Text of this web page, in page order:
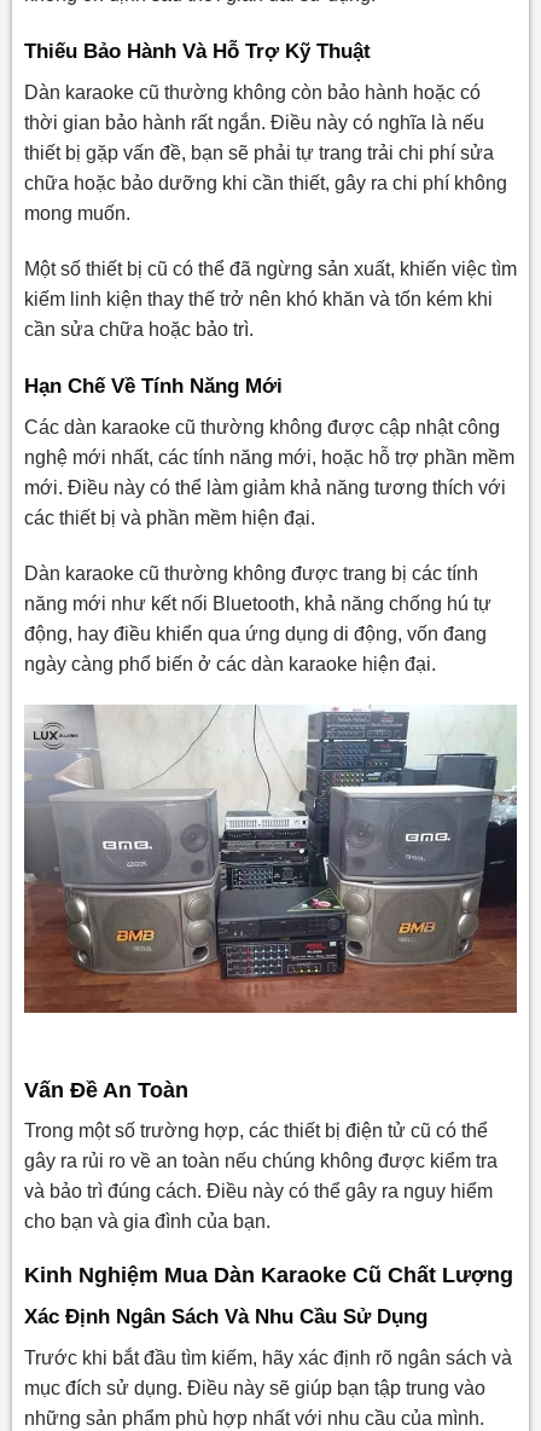
Thiếu Bảo Hành Và Hỗ Trợ Kỹ Thuật
Dàn karaoke cũ thường không còn bảo hành hoặc có
thời gian bảo hành rất ngắn. Điều này có nghĩa là nếu
thiết bị gặp vấn đề, bạn sẽ phải tự trang trải chi phí sửa
chữa hoặc bảo dưỡng khi cần thiết, gây ra chi phí không
mong muốn.
Một số thiết bị cũ có thể đã ngừng sản xuất, khiến việc tìm
kiếm linh kiện thay thế trở nên khó khăn và tốn kém khi
cần sửa chữa hoặc bảo trì.
Hạn Chế Về Tính Năng Mới
Các dàn karaoke cũ thường không được cập nhật công
nghệ mới nhất, các tính năng mới, hoặc hỗ trợ phần mềm
mới. Điều này có thể làm giảm khả năng tương thích với
các thiết bị và phần mềm hiện đại.
Dàn karaoke cũ thường không được trang bị các tính
năng mới như kết nối Bluetooth, khả năng chống hú tự
động, hay điều khiển qua ứng dụng di động, vốn đang
ngày càng phổ biến ở các dàn karaoke hiện đại.
Vấn Đề An Toàn
Trong một số trường hợp, các thiết bị điện tử cũ có thể
gây ra rủi ro về an toàn nếu chúng không được kiểm tra
và bảo trì đúng cách. Điều này có thể gây ra nguy hiểm
cho bạn và gia đình của bạn.
Kinh Nghiệm Mua Dàn Karaoke Cũ Chất Lượng
Xác Định Ngân Sách Và Nhu Cầu Sử Dụng
Trước khi bắt đầu tìm kiếm, hãy xác định rõ ngân sách và
mục đích sử dụng. Điều này sẽ giúp bạn tập trung vào
những sản phẩm phù hợp nhất với nhu cầu của mình.